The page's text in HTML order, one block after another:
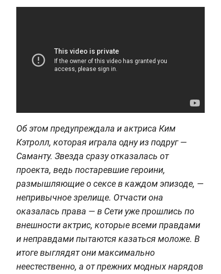
Об этом предупреждала и актриса Ким
Кэтролл, которая играла одну из подруг —
Саманту. Звезда сразу отказалась от
проекта, ведь постаревшие героини,
размышляющие о сексе в каждом эпизоде, —
непривычное зрелище. Отчасти она
оказалась права — в Сети уже прошлись по
внешности актрис, которые всеми правдами
и неправдами пытаются казаться моложе. В
итоге выглядят они максимально
неестественно, а от прежних модных нарядов